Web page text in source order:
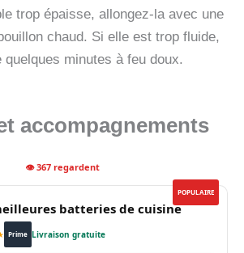
trop épaisse, allongez-la avec une
chaud. Si elle est trop fluide,
quelques minutes à feu doux.
accompagnements
👁 367 regardent
POPULAIRE
batteries de cuisine
Prime Livraison gratuite